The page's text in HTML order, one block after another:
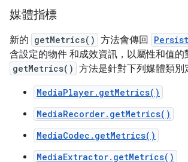
媒體指標
新的 getMetrics() 方法會傳回
含設定的物件 和成效資訊，以屬性和值的
getMetrics() 方法是針對下列媒體類別
MediaPlayer.getMetrics()
MediaRecorder.getMetrics()
MediaCodec.getMetrics()
MediaExtractor.getMetrics()